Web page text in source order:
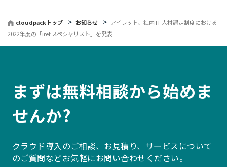
cloudpackトップ お知らせ
アイレット、社内 IT 人材認定制度における
2022年度の「iret スペシャリスト」を発表
まずは無料相談から始めま
せんか?
クラウド導入のご相談、お見積り、サービスについて
のご質問などお気軽にお問い合わせください。